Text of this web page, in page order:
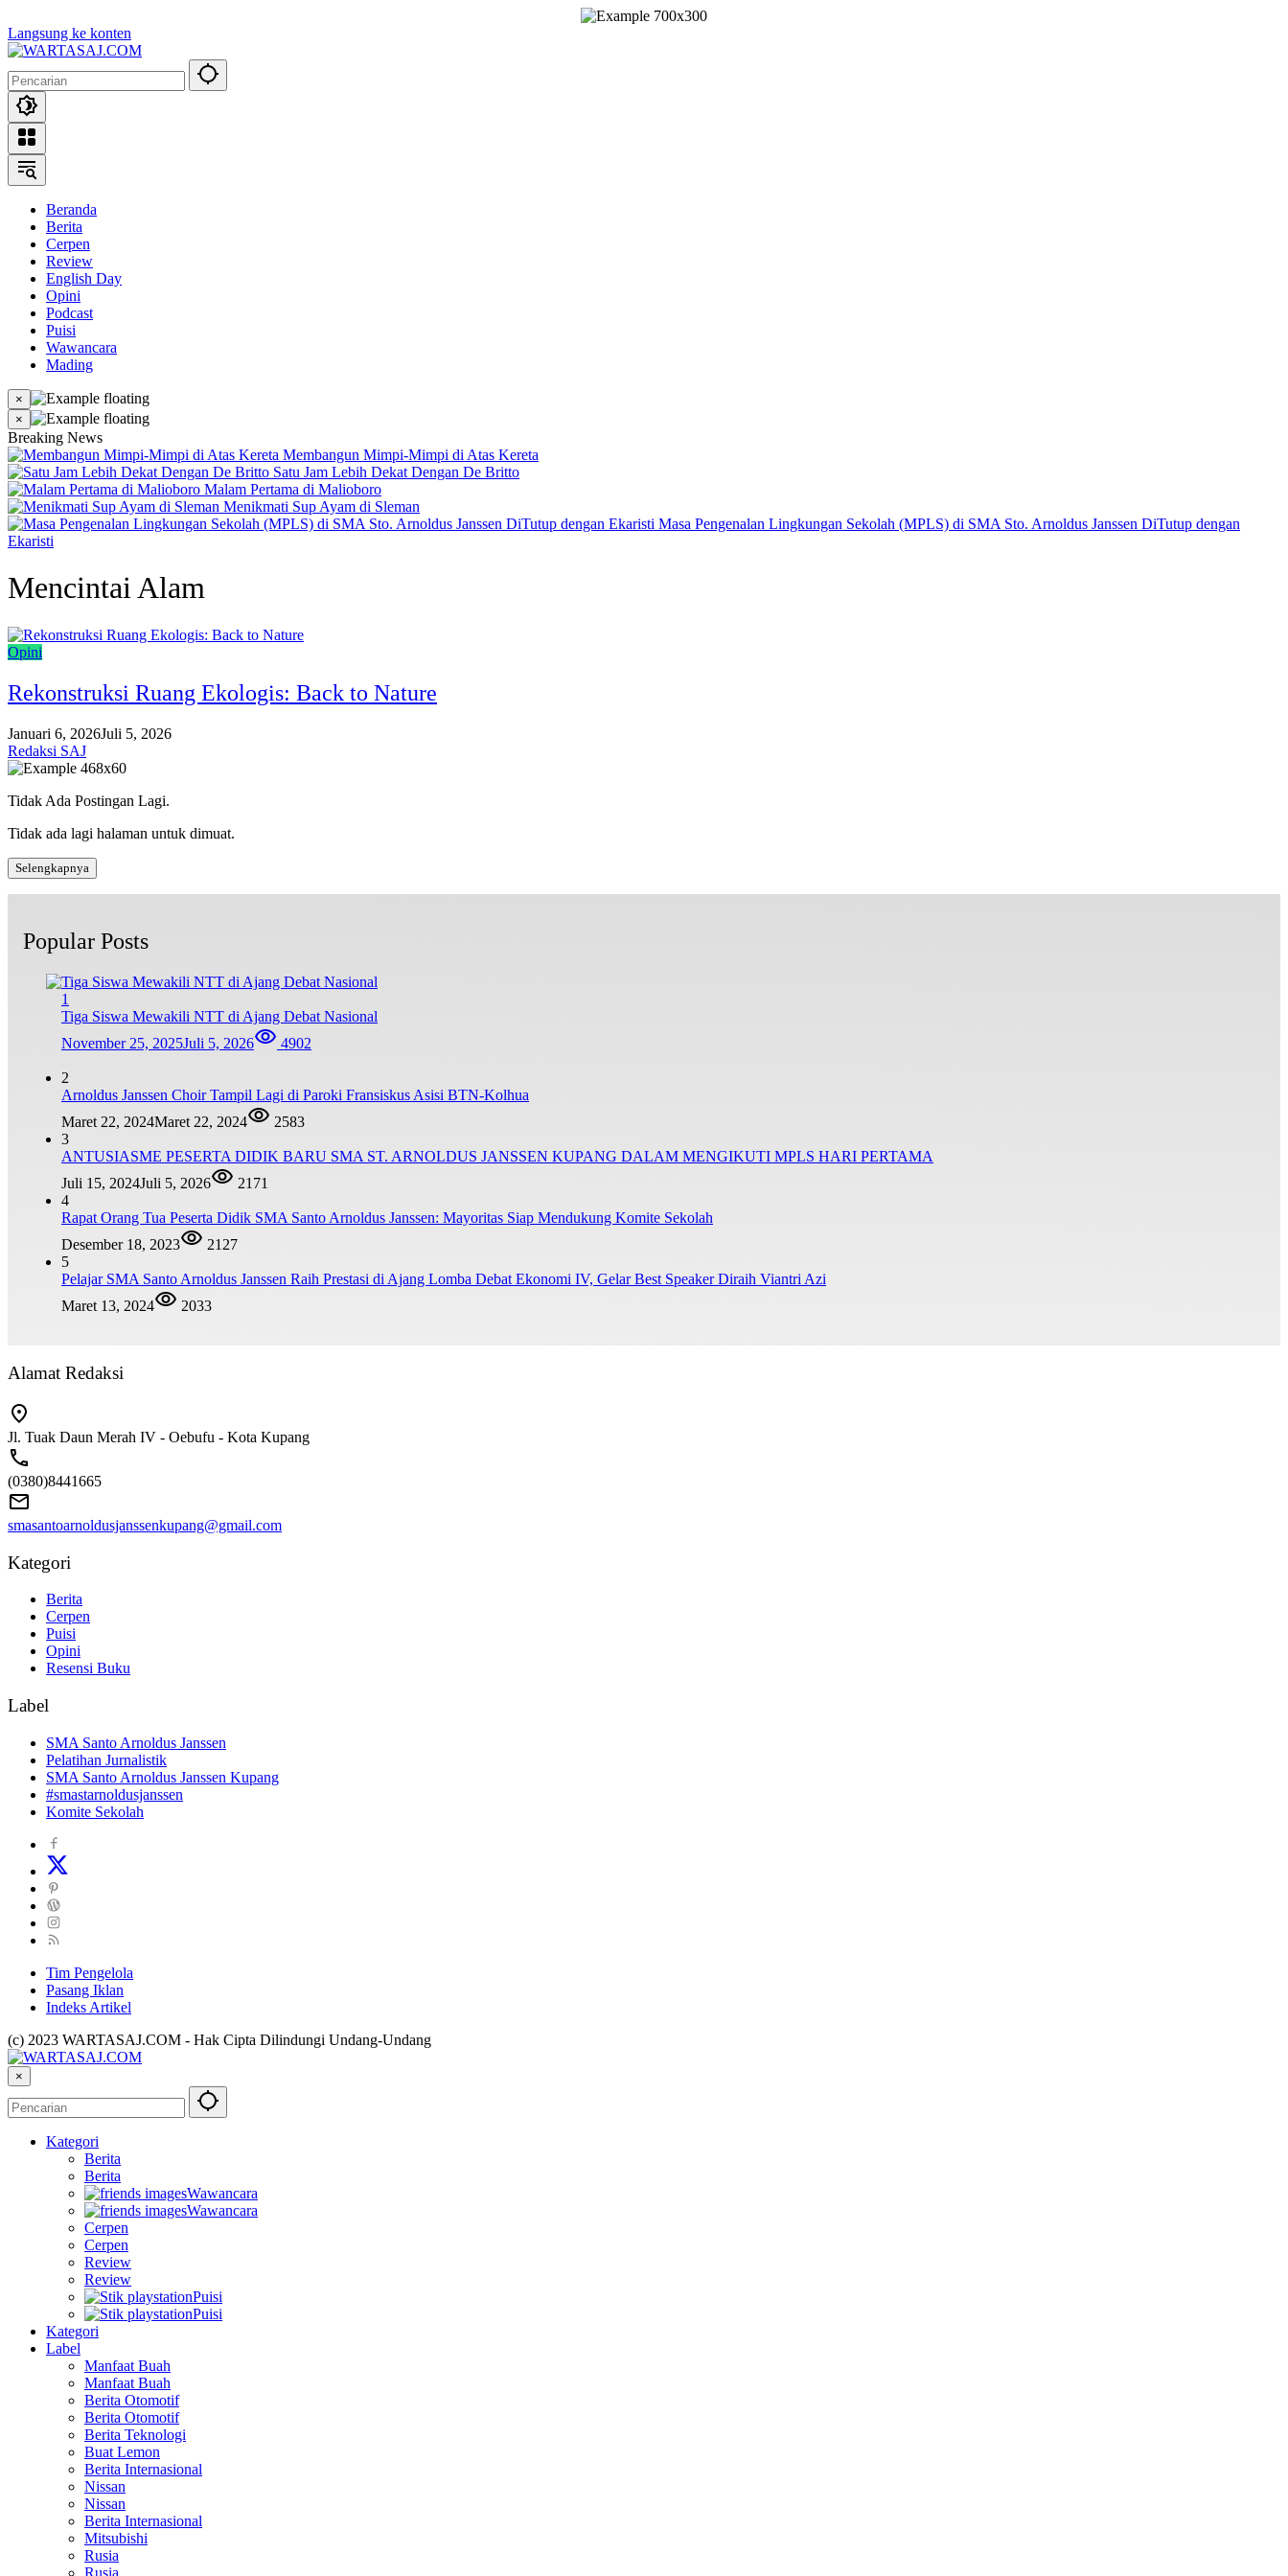
Langsung ke konten
Beranda
Berita
Cerpen
Review
English Day
Opini
Podcast
Puisi
Wawancara
Mading
×
×
Breaking News
Membangun Mimpi-Mimpi di Atas Kereta
Satu Jam Lebih Dekat Dengan De Britto
Malam Pertama di Malioboro
Menikmati Sup Ayam di Sleman
Masa Pengenalan Lingkungan Sekolah (MPLS) di SMA Sto. Arnoldus Janssen DiTutup dengan
Ekaristi
Mencintai Alam
Opini
Rekonstruksi Ruang Ekologis: Back to Nature
Januari 6, 2026Juli 5, 2026
Redaksi SAJ
Tidak Ada Postingan Lagi.
Tidak ada lagi halaman untuk dimuat.
Selengkapnya
Popular Posts
1
Tiga Siswa Mewakili NTT di Ajang Debat Nasional
November 25, 2025Juli 5, 2026 4902
2
Arnoldus Janssen Choir Tampil Lagi di Paroki Fransiskus Asisi BTN-Kolhua
Maret 22, 2024Maret 22, 2024
2583
3
ANTUSIASME PESERTA DIDIK BARU SMA ST. ARNOLDUS JANSSEN KUPANG DALAM MENGIKUTI MPLS HARI PERTAMA
Juli 15, 2024Juli 5, 2026
2171
4
Rapat Orang Tua Peserta Didik SMA Santo Arnoldus Janssen: Mayoritas Siap Mendukung Komite Sekolah
Desember 18, 2023
2127
5
Pelajar SMA Santo Arnoldus Janssen Raih Prestasi di Ajang Lomba Debat Ekonomi IV, Gelar Best Speaker Diraih Viantri Azi
Maret 13, 2024
2033
Alamat Redaksi
Jl. Tuak Daun Merah IV - Oebufu - Kota Kupang
(0380)8441665
smasantoarnoldusjanssenkupang@gmail.com
Kategori
Berita
Cerpen
Puisi
Opini
Resensi Buku
Label
SMA Santo Arnoldus Janssen
Pelatihan Jurnalistik
SMA Santo Arnoldus Janssen Kupang
#smastarnoldusjanssen
Komite Sekolah
Tim Pengelola
Pasang Iklan
Indeks Artikel
(c) 2023 WARTASAJ.COM - Hak Cipta Dilindungi Undang-Undang
×
Kategori
Berita
Berita
Wawancara
Wawancara
Cerpen
Cerpen
Review
Review
Puisi
Puisi
Kategori
Label
Manfaat Buah
Manfaat Buah
Berita Otomotif
Berita Otomotif
Berita Teknologi
Buat Lemon
Berita Internasional
Nissan
Nissan
Berita Internasional
Mitsubishi
Rusia
Rusia